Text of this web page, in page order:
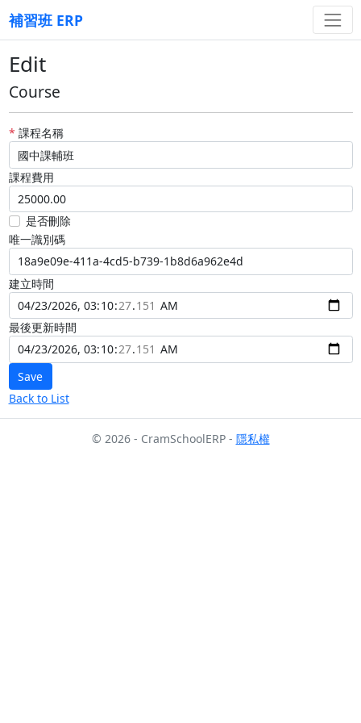
補習班 ERP
Edit
Course
* 課程名稱
課程費用
是否刪除
唯一識別碼
建立時間
最後更新時間
Back to List
© 2026 - CramSchoolERP - 隱私權